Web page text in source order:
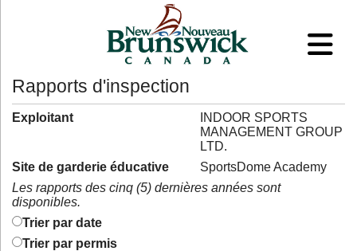
Rapports d'inspection
Exploitant
INDOOR SPORTS
MANAGEMENT GROUP
LTD.
Site de garderie éducative
SportsDome Academy
Les rapports des cinq (5) dernières années sont
disponibles.
Trier par date
Trier par permis